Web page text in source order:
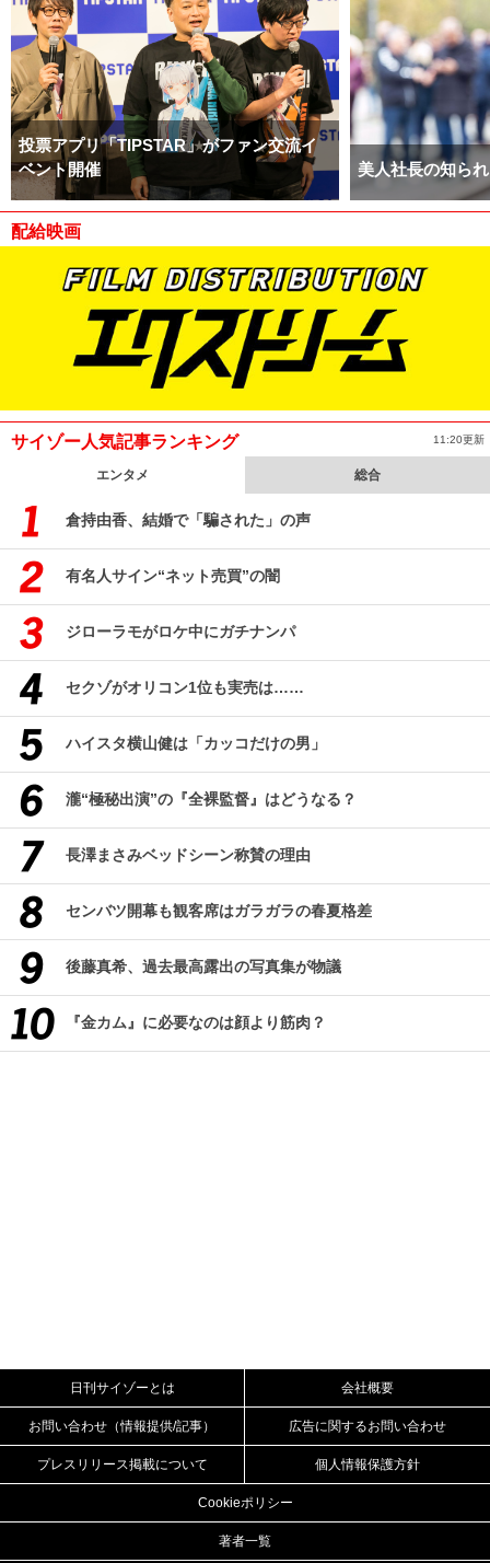
投票アプリ「TIPSTAR」がファン交流イ
ベント開催
美人社長の知ら
配給映画
サイゾー人気記事ランキング 11:20更新
エンタメ 総合
倉持由香、結婚で「騙された」の声
有名人サイン“ネット売買”の闇
ジローラモがロケ中にガチナンパ
セクゾがオリコン1位も実売は……
ハイスタ横山健は「カッコだけの男」
瀧“極秘出演”の『全裸監督』はどうなる？
長澤まさみベッドシーン称賛の理由
センバツ開幕も観客席はガラガラの春夏格差
後藤真希、過去最高露出の写真集が物議
『金カム』に必要なのは顔より筋肉？
日刊サイゾーとは 会社概要
お問い合わせ（情報提供/記事） 広告に関するお問い合わせ
プレスリリース掲載について 個人情報保護方針
Cookieポリシー
著者一覧